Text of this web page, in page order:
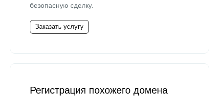
безопасную сделку.
Заказать услугу
Регистрация похожего домена